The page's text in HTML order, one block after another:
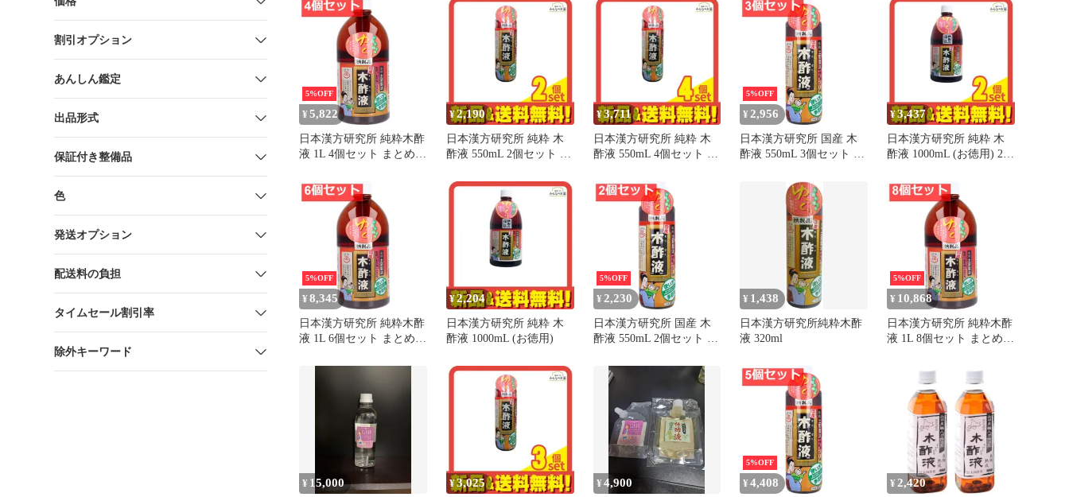
割引オプション
あんしん鑑定
出品形式
保証付き整備品
色
発送オプション
配送料の負担
タイムセール割引率
除外キーワード
5%OFF
¥ 5,822
日本漢方研究所 純粋木酢
液 1L 4個セット まとめ売
¥2,190
日本漢方研究所 純粋 木
酢液 550mL 2個セット ま
¥3,711
日本漢方研究所 純粋 木
酢液 550mL 4個セット ま
5%OFF
¥ 2,956
日本漢方研究所 国産 木
酢液 550mL 3個セット ま
¥3,437
日本漢方研究所 純粋 木
酢液 1000mL (お徳用) 2個
5%OFF
¥ 8,345
日本漢方研究所 純粋木酢
液 1L 6個セット まとめ売
¥2,204
日本漢方研究所 純粋 木
酢液 1000mL (お徳用)
5%OFF
¥ 2,230
日本漢方研究所 国産 木
酢液 550mL 2個セット ま
¥ 1,438
日本漢方研究所純粋木酢
液 320ml
5%OFF
¥ 10,868
日本漢方研究所 純粋木酢
液 1L 8個セット まとめ売
¥ 15,000 ¥3,025 ¥4,900
5%OFF
¥ 4,408 ¥ 2,420